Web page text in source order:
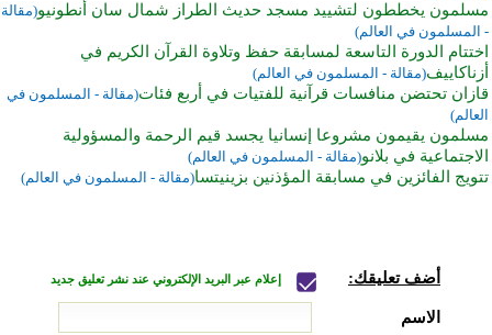
مسلمون يخططون لتشييد مسجد حديث الطراز شمال سان أنطونيو(مقالة
- المسلمون في العالم)
اختتام الدورة التاسعة لمسابقة حفظ وتلاوة القرآن الكريم في
أزناكاييف(مقالة - المسلمون في العالم)
قازان تحتضن منافسات قرآنية للفتيات في أربع فئات(مقالة - المسلمون في
العالم)
مسلمون يقيمون مشروعا إنسانيا يجسد قيم الرحمة والمسؤولية
الاجتماعية في بلانو(مقالة - المسلمون في العالم)
تتويج الفائزين في مسابقة المؤذنين بزينيتسا(مقالة - المسلمون في العالم)
أضف تعليقك: إعلام عبر البريد الإلكتروني عند نشر تعليق جديد
الاسم